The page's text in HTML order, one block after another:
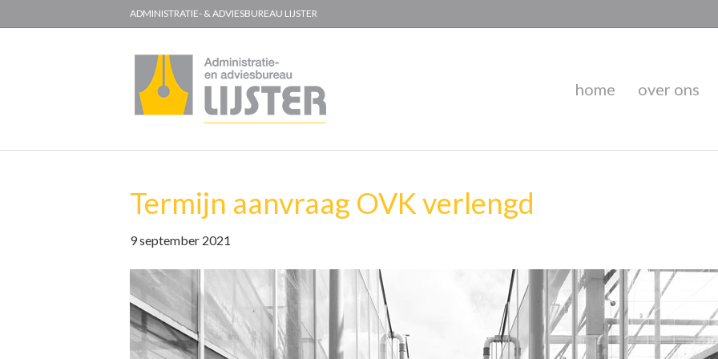
ADMINISTRATIE- & ADVIESBUREAU LIJSTER
home over ons
Termijn aanvraag OVK verlengd
9 september 2021